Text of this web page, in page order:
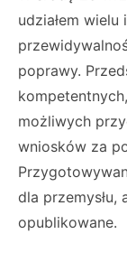
udziałem
poprawy.
możliwych
wniosków za
dla
opublikowane.